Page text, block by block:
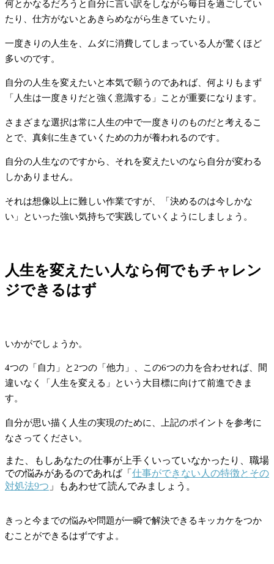
何とかなるだろうと自分に言い訳をしながら毎日を過ごしてい
たり、仕方がないとあきらめながら生きていたり。
一度きりの人生を、ムダに消費してしまっている人が驚くほど
多いのです。
自分の人生を変えたいと本気で願うのであれば、何よりもまず
「人生は一度きりだと強く意識する」ことが重要になります。
さまざまな選択は常に人生の中で一度きりのものだと考えるこ
とで、真剣に生きていくための力が養われるのです。
自分の人生なのですから、それを変えたいのなら自分が変わる
しかありません。
それは想像以上に難しい作業ですが、「決めるのは今しかな
い」といった強い気持ちで実践していくようにしましょう。
人生を変えたい人なら何でもチャレン
ジできるはず
いかがでしょうか。
4つの「自力」と2つの「他力」、この6つの力を合わせれば、間
違いなく「人生を変える」という大目標に向けて前進できま
す。
自分が思い描く人生の実現のために、上記のポイントを参考に
なさってください。
また、もしあなたの仕事が上手くいっていなかったり、職場
での悩みがあるのであれば「 仕事ができない人の特徴とその
対処法9つ 」もあわせて読んでみましょう。
きっと今までの悩みや問題が一瞬で解決できるキッカケをつか
むことができるはずですよ。